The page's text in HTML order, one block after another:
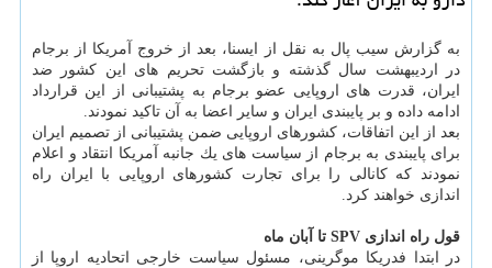
به گزارش سیب پال به نقل از ایسنا، بعد از خروج آمریكا از برجام
در اردیبهشت سال گذشته و بازگشت تحریم های این كشور ضد
ایران، قدرت های اروپایی عضو برجام به پشتیبانی از این قرارداد
ادامه داده و بر پایبندی ایران و سایر اعضا به آن تاكید نمودند.
بعد از این اتفاقات، كشورهای اروپایی ضمن پشتیبانی از تصمیم ایران
برای پایبندی به برجام از سیاست های یك جانبه آمریكا انتقاد و اعلام
نمودند كه كانالی را برای تجارت كشورهای اروپایی با ایران راه
اندازی خواهند كرد.
قول راه اندازی SPV تا آبان ماه
در ابتدا فدریكا موگرینی، مسئول سیاست خارجی اتحادیه اروپا از